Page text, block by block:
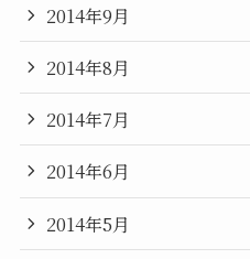
2014年9月
2014年8月
2014年7月
2014年6月
2014年5月